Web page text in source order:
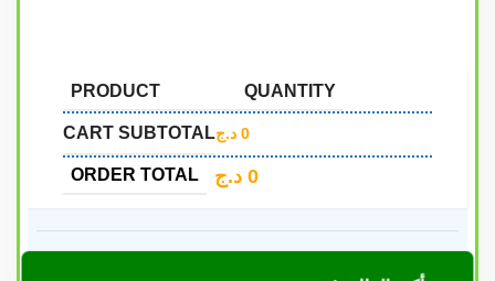
PRODUCT QUANTITY
CART SUBTOTAL 0 د.ج
ORDER TOTAL 0 د.ج